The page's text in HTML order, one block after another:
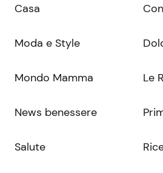
Casa
Moda e Style
Mondo Mamma
News benessere
Salute
Le